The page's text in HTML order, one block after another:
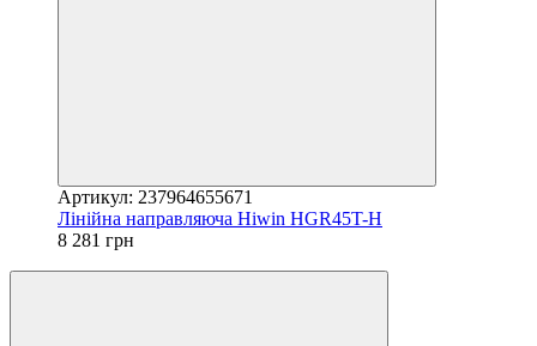
Артикул: 237964655671
Лінійна направляюча Hiwin HGR45T-H
8 281 грн